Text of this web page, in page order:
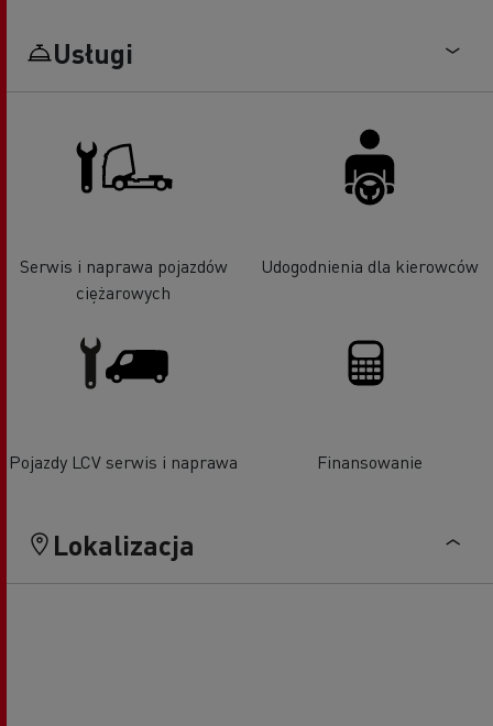
Usługi
Serwis i naprawa pojazdów
ciężarowych
Udogodnienia dla kierowców
Pojazdy LCV serwis i naprawa Finansowanie
Lokalizacja